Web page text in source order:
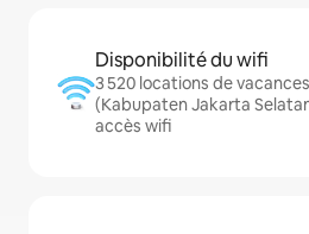
Disponibilité du wifi
3 520 locations de
(Kabupaten Jakarta
accès wifi